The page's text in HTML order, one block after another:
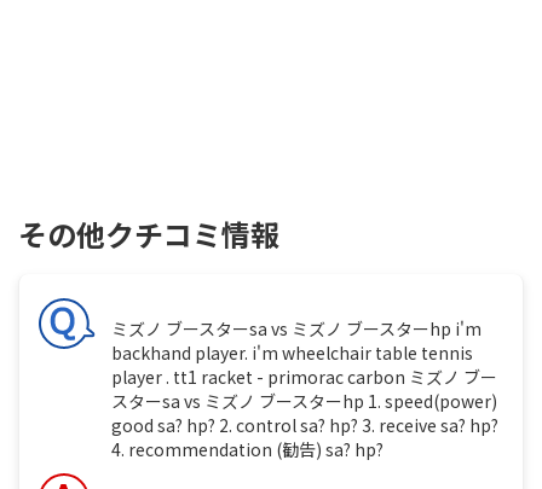
その他クチコミ情報
ミズノ ブースターsa vs ミズノ ブースターhp i'm
backhand player. i'm wheelchair table tennis
player . tt1 racket - primorac carbon ミズノ ブー
スターsa vs ミズノ ブースターhp 1. speed(power)
good sa? hp? 2. control sa? hp? 3. receive sa? hp?
4. recommendation (勧告) sa? hp?